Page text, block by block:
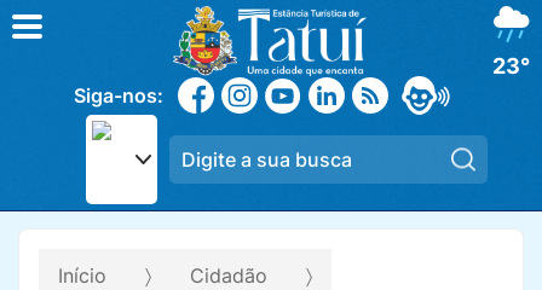
23°
Siga-nos:
Início Cidadão